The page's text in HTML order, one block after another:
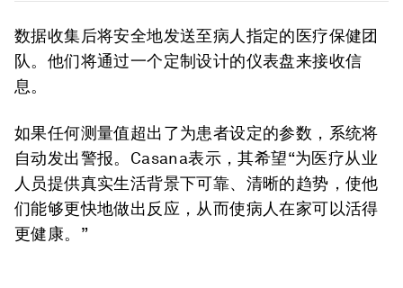
数据收集后将安全地发送至病人指定的医疗保健团
队。他们将通过一个定制设计的仪表盘来接收信
息。
如果任何测量值超出了为患者设定的参数，系统将
自动发出警报。Casana表示，其希望“为医疗从业
人员提供真实生活背景下可靠、清晰的趋势，使他
们能够更快地做出反应，从而使病人在家可以活得
更健康。”